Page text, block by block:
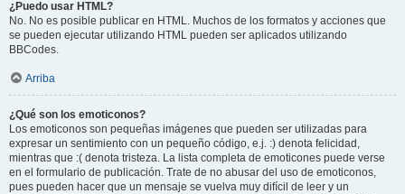
¿Puedo usar HTML?
No. No es posible publicar en HTML. Muchos de los formatos y acciones que
se pueden ejecutar utilizando HTML pueden ser aplicados utilizando
BBCodes.
Arriba
¿Qué son los emoticonos?
Los emoticonos son pequeñas imágenes que pueden ser utilizadas para
expresar un sentimiento con un pequeño código, e.j. :) denota felicidad,
mientras que :( denota tristeza. La lista completa de emoticones puede verse
en el formulario de publicación. Trate de no abusar del uso de emoticonos,
pues pueden hacer que un mensaje se vuelva muy difícil de leer y un